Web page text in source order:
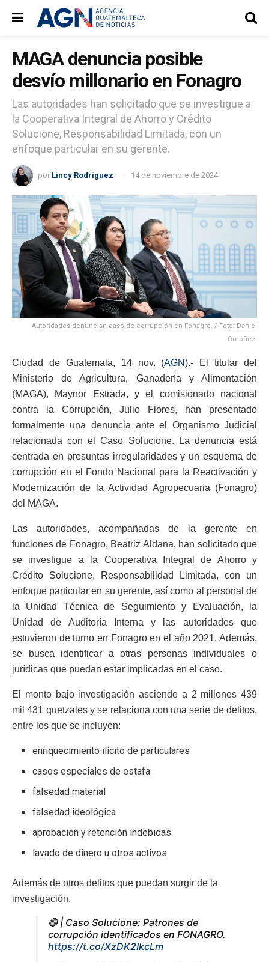
MAGA denuncia posible
desvío millonario en Fonagro
Las autoridades han solicitado que se investigue a
la Cooperativa Integral de Ahorro y Crédito
Solucione, Responsabilidad Limitada, con un
enfoque particular en su gerente.
por Lincy Rodríguez 14 de noviembre de 2024
Autoridades denuncian caso de corrupción en Fonagro. / Foto: Daniel
Ordoñez.
Ciudad de Guatemala, 14 nov. (AGN).- El titular del
Ministerio de Agricultura, Ganadería y Alimentación
(MAGA), Maynor Estrada, y el comisionado nacional
contra la Corrupción, Julio Flores, han presentado
formalmente una denuncia ante el Organismo Judicial
relacionada con el Caso Solucione. La denuncia está
centrada en presuntas irregularidades y un esquema de
corrupción en el Fondo Nacional para la Reactivación y
Modernización de la Actividad Agropecuaria (Fonagro)
del MAGA.
Las autoridades, acompañadas de la gerente en
funciones de Fonagro, Beatriz Aldana, han solicitado que
se investigue a la Cooperativa Integral de Ahorro y
Crédito Solucione, Responsabilidad Limitada, con un
enfoque particular en su gerente, así como al personal de
la Unidad Técnica de Seguimiento y Evaluación, la
Unidad de Auditoría Interna y las autoridades que
estuvieron de turno en Fonagro en el año 2021. Además,
se busca identificar a otras personas individuales o
jurídicas que puedan estar implicadas en el caso.
El monto bajo investigación asciende a 2 millones 439
mil 431 quetzales y se relaciona con una serie de delitos,
entre los que se incluyen:
enriquecimiento ilícito de particulares
casos especiales de estafa
falsedad material
falsedad ideológica
aprobación y retención indebidas
lavado de dinero u otros activos
Además de otros delitos que puedan surgir de la
investigación.
🔴 | Caso Solucione: Patrones de
corrupción identificados en FONAGRO.
https://t.co/XzDK2IkcLm